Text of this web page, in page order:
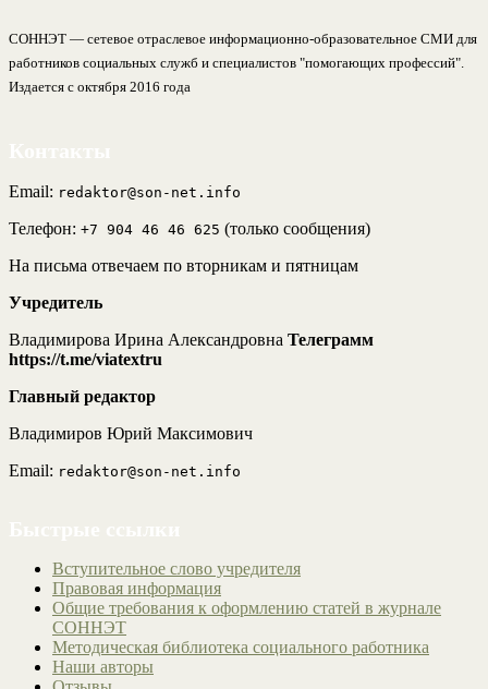
СОННЭТ — сетевое отраслевое информационно-образовательное СМИ для
работников социальных служб и специалистов "помогающих профессий".
Издается с октября 2016 года
Email: redaktor@son-net.info
Телефон: +7 904 46 46 625 (только сообщения)
На письма отвечаем по вторникам и пятницам
Учредитель
Владимирова Ирина Александровна Телеграмм
https://t.me/viatextru
Главный редактор
Владимиров Юрий Максимович
Email: redaktor@son-net.info
Вступительное слово учредителя
Правовая информация
Общие требования к оформлению статей в журнале
СОННЭТ
Методическая библиотека социального работника
Наши авторы